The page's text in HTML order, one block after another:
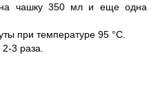
чашку 350 мл и еще одна
при температуре 95 °C.
3 раза.